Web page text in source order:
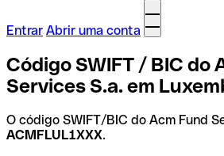
Entrar Abrir uma conta
Código SWIFT / BIC do
Services S.a. em
O código SWIFT/BIC do Acm Fund
ACMFLUL1XXX.